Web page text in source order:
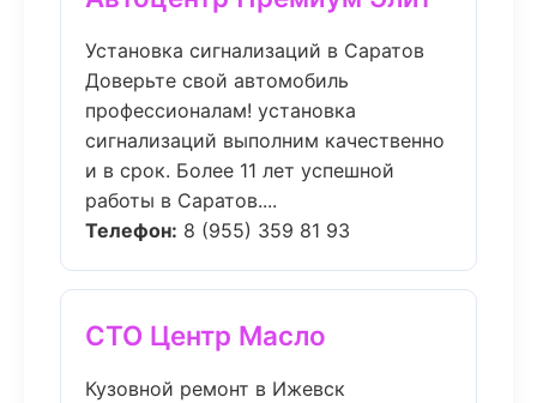
Установка сигнализаций в Саратов
Доверьте свой автомобиль
профессионалам! установка
сигнализаций выполним качественно
и в срок. Более 11 лет успешной
работы в Саратов....
Телефон: 8 (955) 359 81 93
СТО Центр Масло
Кузовной ремонт в Ижевск